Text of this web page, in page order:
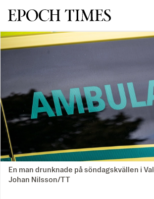
Svenska Epoch Times
En man drunknade på söndagskvällen i
Johan Nilsson/TT